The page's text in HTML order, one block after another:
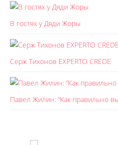
В гостях у Дяди Жоры
Серж Тихонов EXPERTO CREDE
Павел Жилин: “Как правильно